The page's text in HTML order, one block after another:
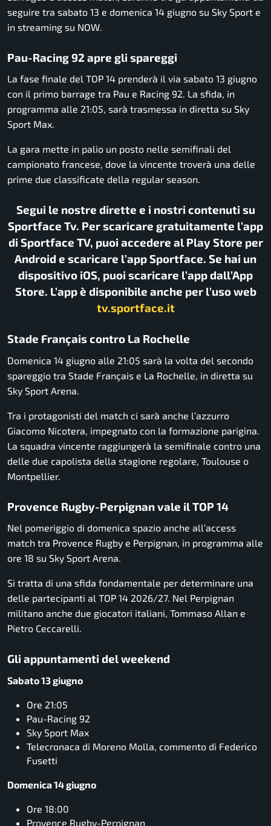
seguire tra sabato 13 e domenica 14 giugno su Sky Sport e
in streaming su NOW.
Pau-Racing 92 apre gli spareggi
La fase finale del TOP 14 prenderà il via sabato 13 giugno
con il primo barrage tra Pau e Racing 92. La sfida, in
programma alle 21:05, sarà trasmessa in diretta su Sky
Sport Max.
La gara mette in palio un posto nelle semifinali del
campionato francese, dove la vincente troverà una delle
prime due classificate della regular season.
Segui le nostre dirette e i nostri contenuti su
Sportface Tv. Per scaricare gratuitamente l’app
di Sportface TV, puoi accedere al Play Store per
Android e scaricare l’app Sportface. Se hai un
dispositivo iOS, puoi scaricare l’app dall’App
Store. L’app è disponibile anche per l’uso web
tv.sportface.it
Stade Français contro La Rochelle
Domenica 14 giugno alle 21:05 sarà la volta del secondo
spareggio tra Stade Français e La Rochelle, in diretta su
Sky Sport Arena.
Tra i protagonisti del match ci sarà anche l’azzurro
Giacomo Nicotera, impegnato con la formazione parigina.
La squadra vincente raggiungerà la semifinale contro una
delle due capolista della stagione regolare, Toulouse o
Montpellier.
Provence Rugby-Perpignan vale il TOP 14
Nel pomeriggio di domenica spazio anche all’access
match tra Provence Rugby e Perpignan, in programma alle
ore 18 su Sky Sport Arena.
Si tratta di una sfida fondamentale per determinare una
delle partecipanti al TOP 14 2026/27. Nel Perpignan
militano anche due giocatori italiani, Tommaso Allan e
Pietro Ceccarelli.
Gli appuntamenti del weekend
Sabato 13 giugno
Ore 21:05
Pau-Racing 92
Sky Sport Max
Telecronaca di Moreno Molla, commento di Federico
Fusetti
Domenica 14 giugno
Ore 18:00
Provence Rugby-Perpignan